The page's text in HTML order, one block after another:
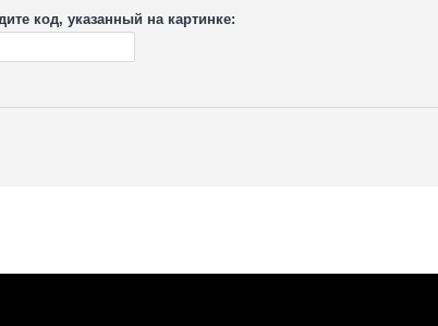
код, указанный на картинке: